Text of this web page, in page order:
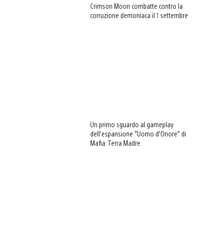
Crimson Moon combatte contro la
corruzione demoniaca il 1 settembre
Un primo sguardo al gameplay
dell’espansione “Uomo d’Onore” di
Mafia: Terra Madre